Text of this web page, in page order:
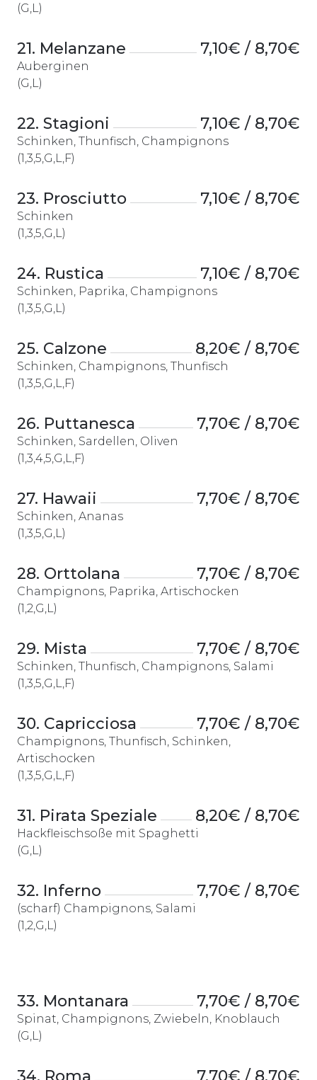
(G,L)
21. Melanzane 7,10€ / 8,70€
Auberginen
(G,L)
22. Stagioni 7,10€ / 8,70€
Schinken, Thunfisch, Champignons
(1,3,5,G,L,F)
23. Prosciutto 7,10€ / 8,70€
Schinken
(1,3,5,G,L)
24. Rustica 7,10€ / 8,70€
Schinken, Paprika, Champignons
(1,3,5,G,L)
25. Calzone 8,20€ / 8,70€
Schinken, Champignons, Thunfisch
(1,3,5,G,L,F)
26. Puttanesca 7,70€ / 8,70€
Schinken, Sardellen, Oliven
(1,3,4,5,G,L,F)
27. Hawaii 7,70€ / 8,70€
Schinken, Ananas
(1,3,5,G,L)
28. Orttolana 7,70€ / 8,70€
Champignons, Paprika, Artischocken
(1,2,G,L)
29. Mista 7,70€ / 8,70€
Schinken, Thunfisch, Champignons, Salami
(1,3,5,G,L,F)
30. Capricciosa 7,70€ / 8,70€
Champignons, Thunfisch, Schinken,
Artischocken
(1,3,5,G,L,F)
31. Pirata Speziale 8,20€ / 8,70€
Hackfleischsoße mit Spaghetti
(G,L)
32. Inferno 7,70€ / 8,70€
(scharf) Champignons, Salami
(1,2,G,L)
33. Montanara 7,70€ / 8,70€
Spinat, Champignons, Zwiebeln, Knoblauch
(G,L)